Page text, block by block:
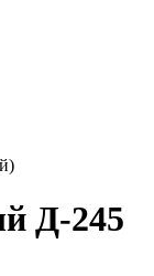
Д-245